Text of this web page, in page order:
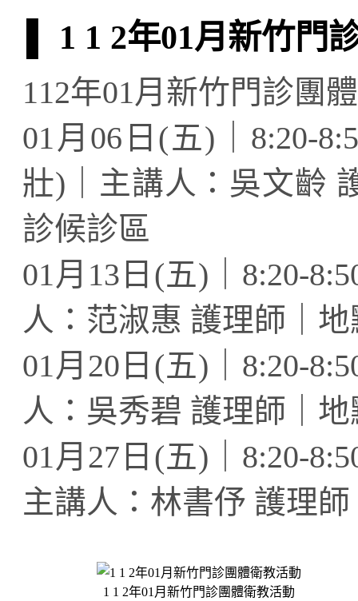
▌ 1 1 2年01月新竹門
112年01月新竹門診團
01月06日(五)｜8:20-
壯)｜主講人：吳文齡
診候診區
01月13日(五)｜8:20-
人：范淑惠 護理師｜
01月20日(五)｜8:20-
人：吳秀碧 護理師｜
01月27日(五)｜8:20-
主講人：林書伃 護理
1 1 2年01月新竹門診團體衛教活動